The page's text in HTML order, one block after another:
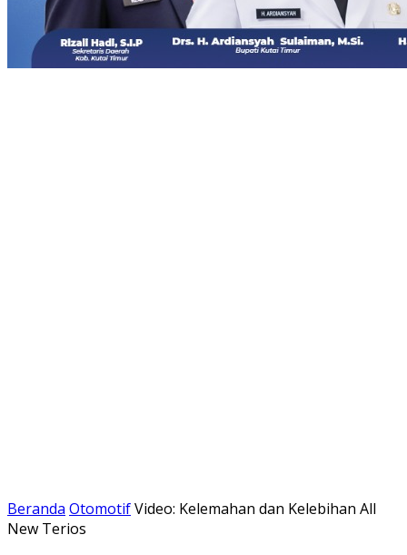
Beranda OtomotifVideo: Kelemahan dan Kelebihan All
New Terios